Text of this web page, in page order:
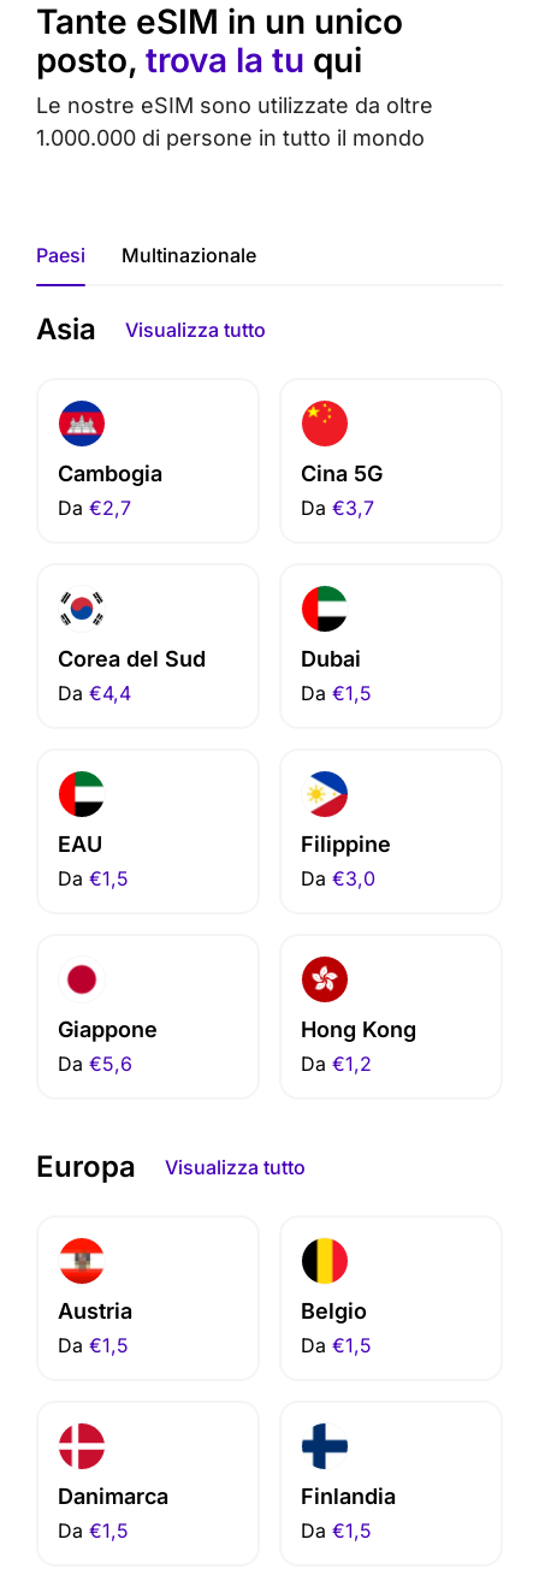
Tante eSIM in un unico
posto, trova la tu qui
Le nostre eSIM sono utilizzate da oltre
1.000.000 di persone in tutto il mondo
Paesi Multinazionale
Asia Visualizza tutto
Cambogia
Da €2,7
Cina 5G
Da €3,7
Corea del Sud
Da €4,4
Dubai
Da €1,5
EAU
Da €1,5
Filippine
Da €3,0
Giappone
Da €5,6
Hong Kong
Da €1,2
Europa Visualizza tutto
Austria
Da €1,5
Belgio
Da €1,5
Danimarca
Da €1,5
Finlandia
Da €1,5